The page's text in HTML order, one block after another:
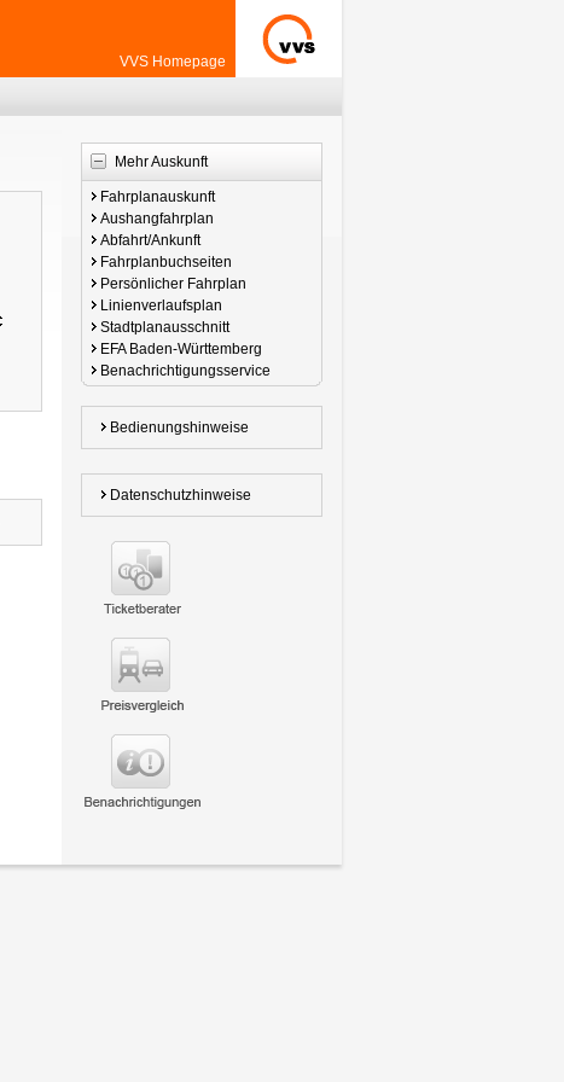
VVS Homepage
Mehr Auskunft
Fahrplanauskunft
Aushangfahrplan
Abfahrt/Ankunft
Fahrplanbuchseiten
Persönlicher Fahrplan
Linienverlaufsplan
Stadtplanausschnitt
EFA Baden-Württemberg
Benachrichtigungsservice
Bedienungshinweise
Datenschutzhinweise